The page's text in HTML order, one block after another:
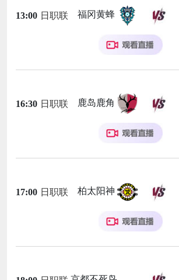
13:00 日职联 福冈黄蜂
16:30 日职联 鹿岛鹿角
17:00 日职联 柏太阳神